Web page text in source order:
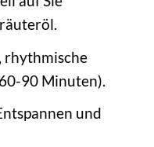
rhythmische
90 Minuten).
und